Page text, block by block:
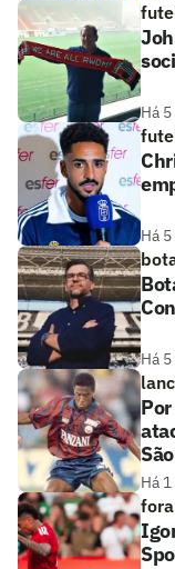
Há
Há
Há
Há